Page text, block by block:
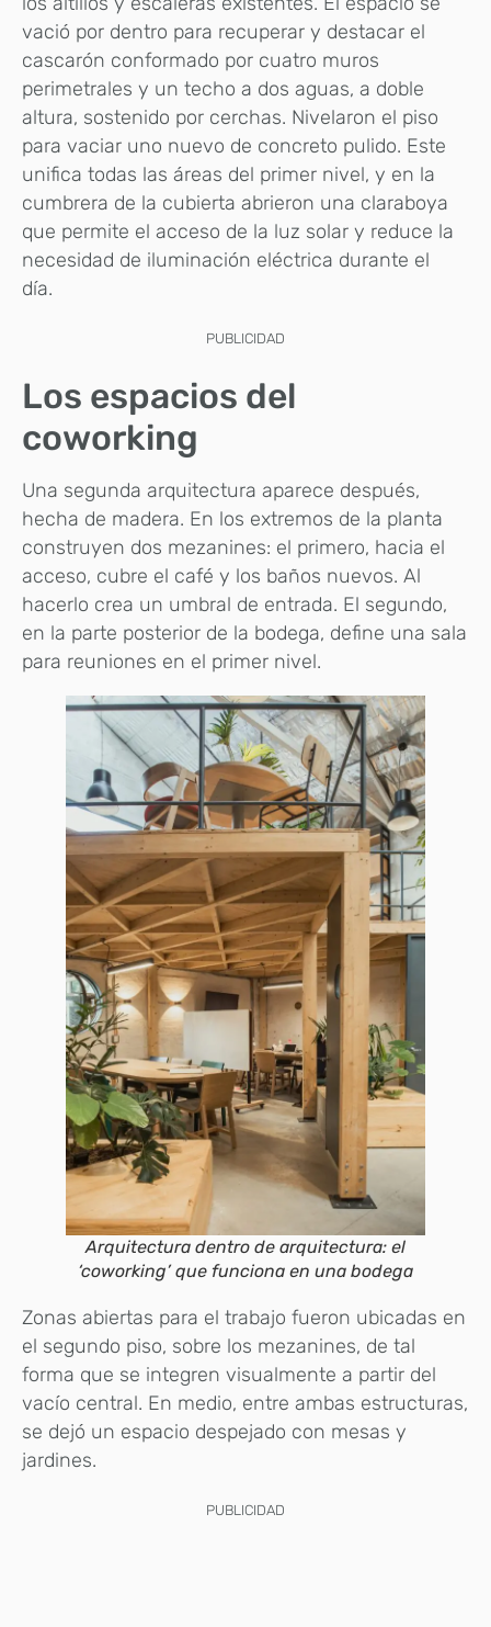
vació por dentro para recuperar y destacar el
cascarón conformado por cuatro muros
perimetrales y un techo a dos aguas, a doble
altura, sostenido por cerchas. Nivelaron el piso
para vaciar uno nuevo de concreto pulido. Este
unifica todas las áreas del primer nivel, y en la
cumbrera de la cubierta abrieron una claraboya
que permite el acceso de la luz solar y reduce la
necesidad de iluminación eléctrica durante el
día.
PUBLICIDAD
Los espacios del
coworking
Una segunda arquitectura aparece después,
hecha de madera. En los extremos de la planta
construyen dos mezanines: el primero, hacia el
acceso, cubre el café y los baños nuevos. Al
hacerlo crea un umbral de entrada. El segundo,
en la parte posterior de la bodega, define una sala
para reuniones en el primer nivel.
Arquitectura dentro de arquitectura: el
‘coworking’ que funciona en una bodega
Zonas abiertas para el trabajo fueron ubicadas en
el segundo piso, sobre los mezanines, de tal
forma que se integren visualmente a partir del
vacío central. En medio, entre ambas estructuras,
se dejó un espacio despejado con mesas y
jardines.
PUBLICIDAD